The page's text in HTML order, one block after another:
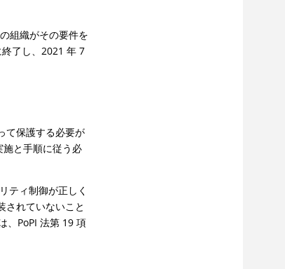
組織がその要件を
了し、2021 年 7
て保護する必要が
と手順に従う必
ティ制御が正しく
されていないこと
、PoPI 法第 19 項